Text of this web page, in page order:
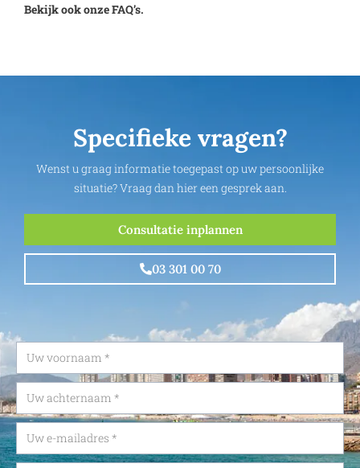
Bekijk ook onze FAQ’s.
Specifieke vragen?
Wenst u graag informatie toegepast op uw persoonlijke
situatie? Vraag dan hier een gesprek aan.
Consultatie inplannen
03 301 00 70